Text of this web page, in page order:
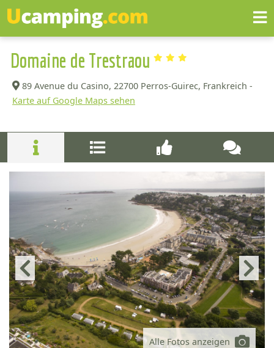
Domaine de Trestraou
89 Avenue du Casino, 22700 Perros-Guirec, Frankreich -
Karte auf Google Maps sehen
Alle Fotos anzeigen